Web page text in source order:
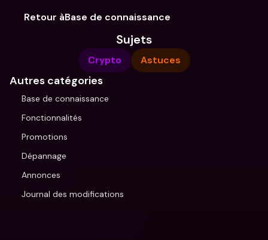
Retour àBase de connaissance
Sujets
Crypto Astuces
Autres catégories
Base de connaissance
Fonctionnalités
Promotions
Dépannage
Annonces
Journal des modifications